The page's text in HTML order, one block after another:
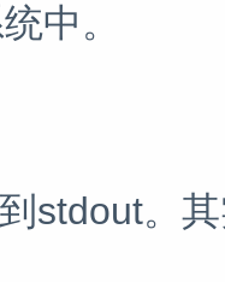
中。
stdout。